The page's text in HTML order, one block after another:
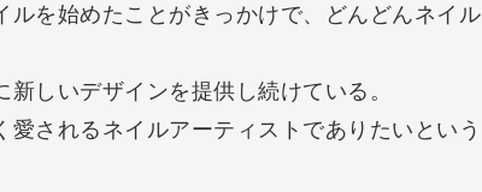
ルを始めたことがきっかけで、どんどんネイル
しいデザインを提供し続けている。
されるネイルアーティストでありたいという